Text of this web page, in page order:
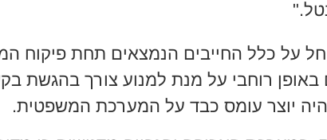
על כלל החייבים הנמצאים תחת פיקוח
באופן רוחבי על מנת למנוע צורך בהגשת
יוצר עומס כבד על המערכת המשפטית.